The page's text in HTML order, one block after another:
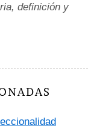
definición y